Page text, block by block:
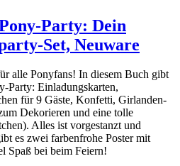
Party: Dein
Set, Neuware
alle Ponyfans! In diesem Buch gibt
Party: Einladungskarten,
für 9 Gäste, Konfetti, Girlanden-
Dekorieren und eine tolle
Alles ist vorgestanzt und
es zwei farbenfrohe Poster mit
Spaß bei beim Feiern!